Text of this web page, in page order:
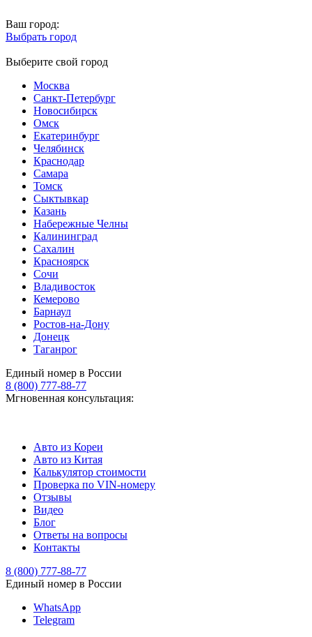
Ваш город:
Выбрать город
Выберите свой город
Москва
Санкт-Петербург
Новосибирск
Омск
Екатеринбург
Челябинск
Краснодар
Самара
Томск
Сыктывкар
Казань
Набережные Челны
Калининград
Сахалин
Красноярск
Сочи
Владивосток
Кемерово
Барнаул
Ростов-на-Дону
Донецк
Таганрог
Единый номер в России
8 (800) 777-88-77
Мгновенная консультация:
Авто из Кореи
Авто из Китая
Калькулятор стоимости
Проверка по VIN-номеру
Отзывы
Видео
Блог
Ответы на вопросы
Контакты
8 (800) 777-88-77
Единый номер в России
WhatsApp
Telegram